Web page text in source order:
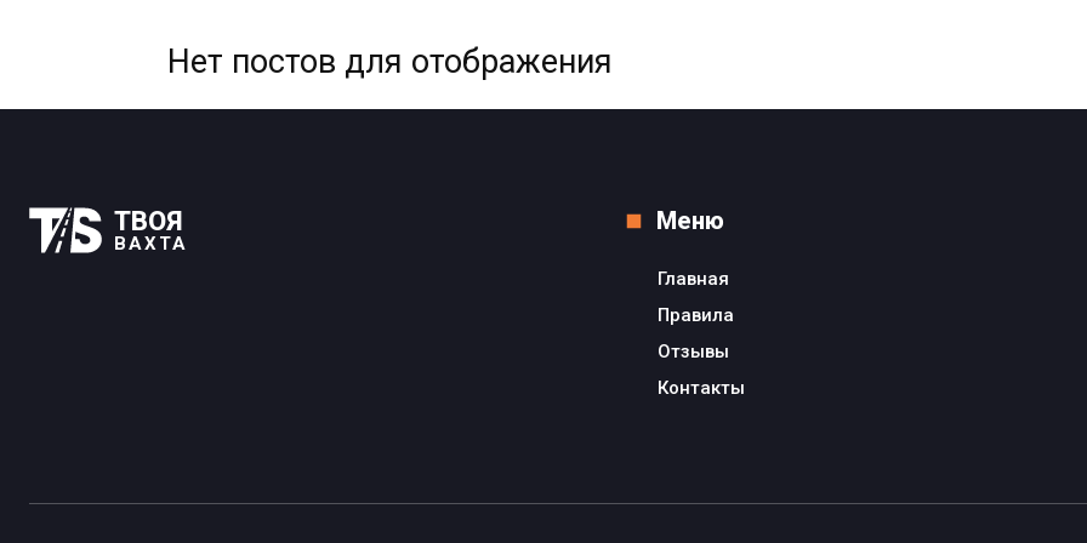
Нет постов для отображения
ТВОЯ
ВАХТА
Меню
Главная
Правила
Отзывы
Контакты